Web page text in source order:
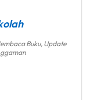
Buku, Update